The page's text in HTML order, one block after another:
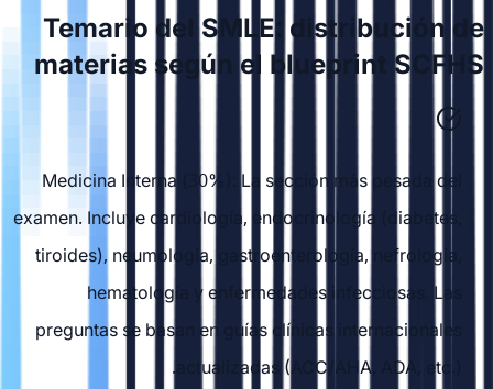
Temario del SMLE: distribución de
materias según el blueprint SCFHS
Medicina Interna (30%): La sección más pesada del
examen. Incluye cardiología, endocrinología (diabetes,
tiroides), neumología, gastroenterología, nefrología,
hematología y enfermedades infecciosas. Las
preguntas se basan en guías clínicas internacionales
actualizadas (ACC/AHA, ADA, etc.).